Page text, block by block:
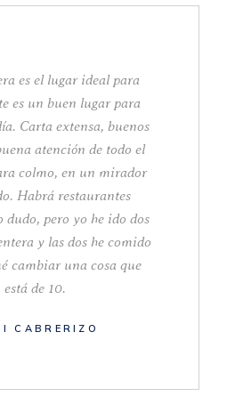
es el lugar ideal para
es un buen lugar para
Carta extensa, buenos
atención de todo el
colmo, en un mirador
Habrá restaurantes
dudo, pero yo he ido dos
y las dos he comido
cambiar una cosa que
está de 10.
CABRERIZO